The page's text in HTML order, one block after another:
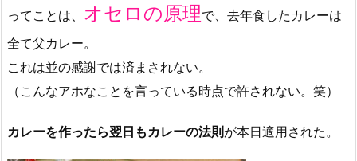
ってことは、 オセロの原理で、去年食したカレーは
全て父カレー。
これは並の感謝では済まされない。
（こんなアホなことを言っている時点で許されない。笑）
カレーを作ったら翌日もカレーの法則が本日適用された。